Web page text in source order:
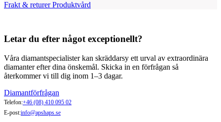
Frakt & returer Produktvård
Letar du efter något exceptionellt?
Våra diamantspecialister kan skräddarsy ett urval av extraordinära
diamanter efter dina önskemål. Skicka in en förfrågan så
återkommer vi till dig inom 1–3 dagar.
Diamantförfrågan
Telefon:+46 (08) 410 095 02
E-post:info@apshaps.se